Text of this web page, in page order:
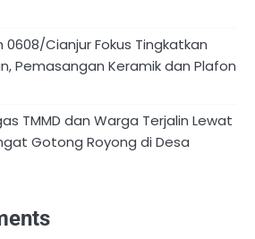
0608/Cianjur Fokus Tingkatkan
Pemasangan Keramik dan Plafon
TMMD dan Warga Terjalin Lewat
Gotong Royong di Desa